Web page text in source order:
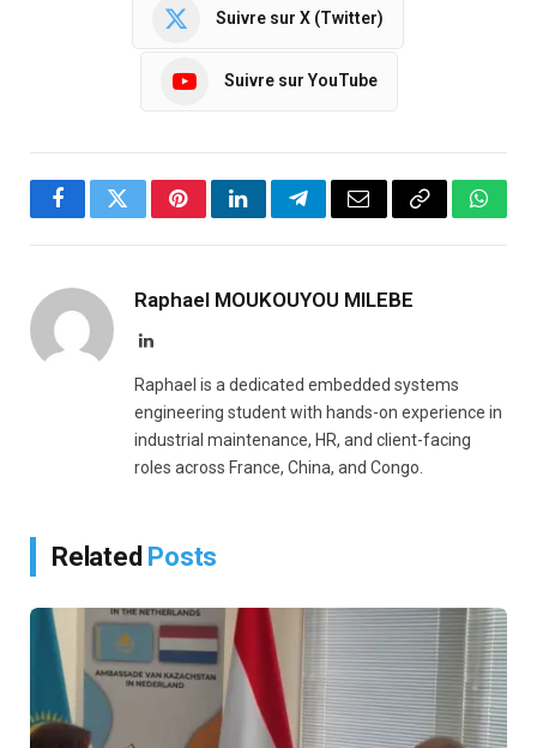
Suivre sur X (Twitter)
Suivre sur YouTube
FacebookTwitterPinterestLinkedInTelegramEmail Copy
Raphael MOUKOUYOU MILEBE
LinkedIn
Raphael is a dedicated embedded systems
engineering student with hands-on experience in
industrial maintenance, HR, and client-facing
roles across France, China, and Congo.
Related Posts